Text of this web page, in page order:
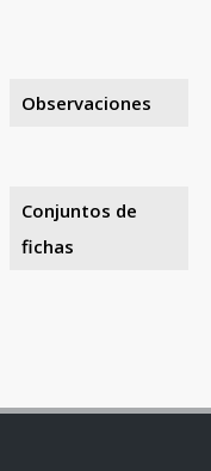
Observaciones
Conjuntos de
fichas